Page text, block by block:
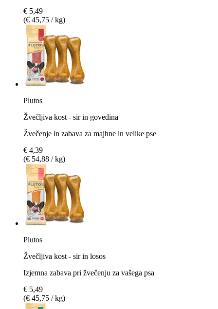
€ 5,49
(€ 45,75 / kg)
Plutos
Žvečljiva kost - sir in govedina
Žvečenje in zabava za majhne in velike pse
€ 4,39
(€ 54,88 / kg)
Plutos
Žvečljiva kost - sir in losos
Izjemna zabava pri žvečenju za vašega psa
€ 5,49
(€ 45,75 / kg)